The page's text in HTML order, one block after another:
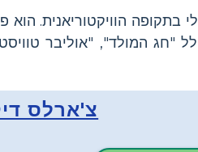
"חג המולד", "אוליבר
צ'ארלס